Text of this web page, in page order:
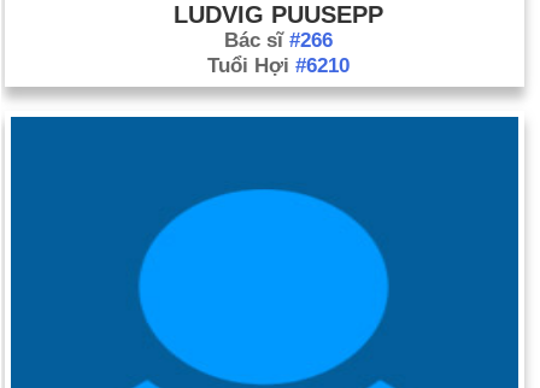
LUDVIG PUUSEPP
Bác sĩ #266
Tuổi Hợi #6210